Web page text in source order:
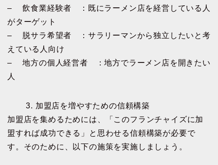
– 飲食業経験者 ：既にラーメン店を経営している人
がターゲット
– 脱サラ希望者 ：サラリーマンから独立したいと考
えている人向け
– 地方の個人経営者 ：地方でラーメン店を開きたい
人
3. 加盟店を増やすための信頼構築
加盟店を集めるためには、「このフランチャイズに加
盟すれば成功できる」と思わせる信頼構築が必要で
す。そのために、以下の施策を実施しましょう。